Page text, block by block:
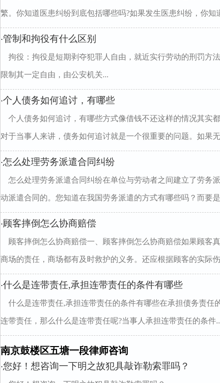
繁。你知道医患纠纷到底包括哪些吗?如果发生医患纠纷，你知
·管制和拘役有什么区别
拘役：拘役是短期剥夺犯罪人自由，就近实行劳动的刑罚
限制其一定自由，由公安机关...
·个人债务如何追讨，有哪些
个人债务如何追讨，有哪些方式像借钱不还这样的情况其实
对于当事人来讲，债务如何追讨就是一个很重要的问题。如果
·怎么处理劳务派遣合同纠纷
怎么处理劳务派遣合同纠纷在单位与劳动者之间建立了劳务
动派遣合同的。您知道在我国劳务派遣的方式有哪些吗？而要
·顾客摔倒怎么协商赔偿
顾客摔倒怎么协商赔偿一、顾客摔倒怎么协商赔偿如果顾客
商场的责任，商场都有及时救护的义务。还应根据顾客的实际
·什么是连带责任,承担连带责任的条件有哪些
什么是连带责任,承担连带责任的条件有哪些在承担债务责任
连带责任，那么什么是连带责任呢?当事人承担连带责任的条件
南京鼓楼区五塘一段律师咨询
·您好！想咨询一下明之故犯具敲诈勒索罪吗？